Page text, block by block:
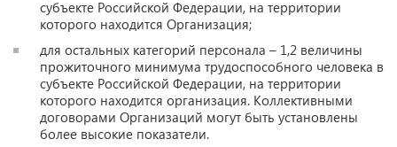
субъекте Российской Федерации, на территории
которого находится Организация;
для остальных категорий персонала – 1,2 величины
прожиточного минимума трудоспособного человека в
субъекте Российской Федерации, на территории
которого находится организация. Коллективными
договорами Организаций могут быть установлены
более высокие показатели.